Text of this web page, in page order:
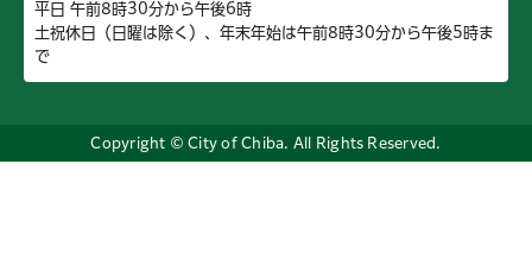
平日 午前8時30分から午後6時
土祝休日（日曜は除く）、年末年始は午前8時30分から午後5時ま
で
Copyright © City of Chiba. All Rights Reserved.